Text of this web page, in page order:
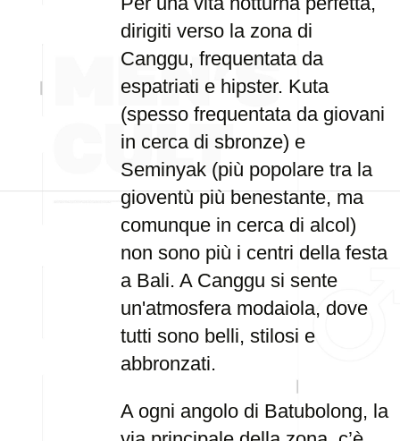
dirigiti verso la zona di
Canggu, frequentata da
espatriati e hipster. Kuta
(spesso frequentata da giovani
in cerca di sbronze) e
Seminyak (più popolare tra la
gioventù più benestante, ma
comunque in cerca di alcol)
non sono più i centri della festa
a Bali. A Canggu si sente
un'atmosfera modaiola, dove
tutti sono belli, stilosi e
abbronzati.
A ogni angolo di Batubolong, la